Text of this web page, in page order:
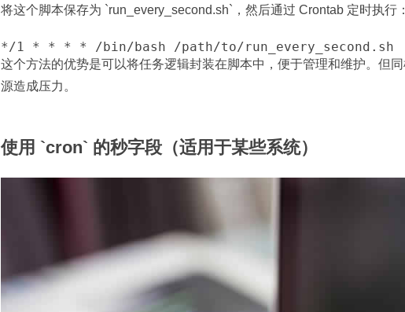
将这个脚本保存为 `run_every_second.sh`，然后通过 Crontab 定时执行：
*/1 * * * * /bin/bash /path/to/run_every_second.sh
这个方法的优势是可以将任务逻辑封装在脚本中，便于管理和维护。但
源造成压力。
使用 `cron` 的秒字段（适用于某些系统）